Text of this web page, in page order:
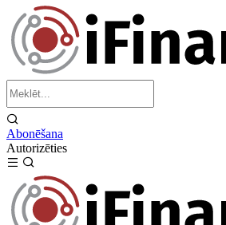
Abonēšana
Autorizēties